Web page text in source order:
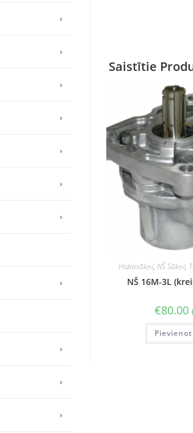
Saistītie
Hidrosūkņi, NŠ Sūkņi,
NŠ 16M-3L
€80.00
›
›
›
›
›
›
›
›
›
›
›